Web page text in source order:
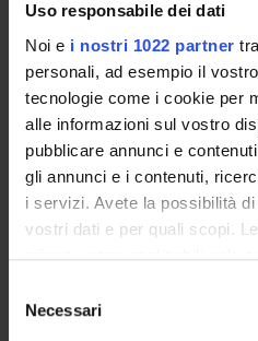
Uso responsabile dei dati
Noi e i nostri 1022 partner
personali, ad esempio il
tecnologie come i cookie per
alle informazioni sul vostro
pubblicare annunci e
gli annunci e i contenuti,
i servizi. Avete la possibilità
vostri dati e per quali scopi.
privacy sono applicabili solo
modificare o revocare il
momento dalla
delNecessari
Insegnamenti
Calendario didattico
Piani didattici e Guide dello
Orario lezioni
Calendario esami
Bacheca avvisi
Proposte tesi e stage
Organi collegiali e di governo
Docenti